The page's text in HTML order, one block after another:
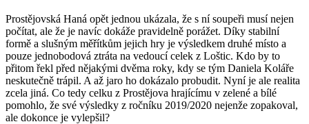
Prostějovská Haná opět jednou ukázala, že s ní soupeři musí nejen
počítat, ale že je navíc dokáže pravidelně porážet. Díky stabilní
formě a slušným měřítkům jejich hry je výsledkem druhé místo a
pouze jednobodová ztráta na vedoucí celek z Loštic. Kdo by to
přitom řekl před nějakými dvěma roky, kdy se tým Daniela Koláře
neskutečně trápil. A až jaro ho dokázalo probudit. Nyní je ale realita
zcela jiná. Co tedy celku z Prostějova hrajícímu v zelené a bílé
pomohlo, že své výsledky z ročníku 2019/2020 nejenže zopakoval,
ale dokonce je vylepšil?